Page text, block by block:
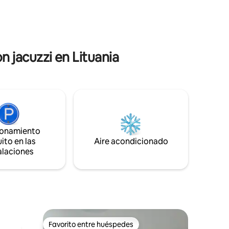
jacuzzi en Lituania
en las
Aire acondicionado
Favorito entre huéspedes